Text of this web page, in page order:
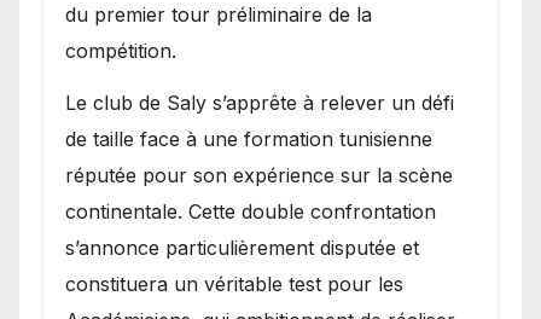
du premier tour préliminaire de la
compétition.
Le club de Saly s’apprête à relever un défi
de taille face à une formation tunisienne
réputée pour son expérience sur la scène
continentale. Cette double confrontation
s’annonce particulièrement disputée et
constituera un véritable test pour les